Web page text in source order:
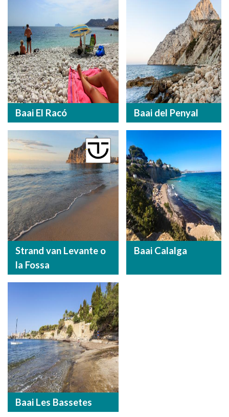
Baai El Racó Baai del Penyal
Strand van Levante o
la Fossa
Baai Calalga
Baai Les Bassetes